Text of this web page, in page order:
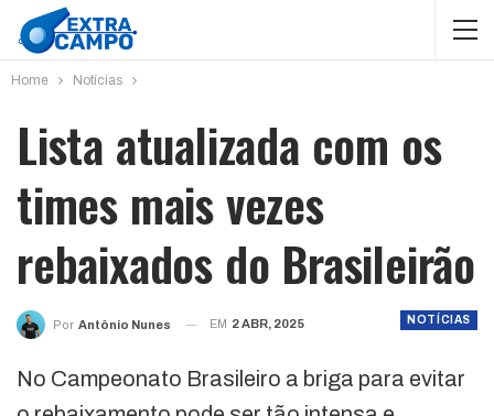
Home Notícias
Lista atualizada com os
times mais vezes
rebaixados do Brasileirão
NOTÍCIAS
Por Antônio Nunes EM 2 ABR, 2025
No Campeonato Brasileiro a briga para evitar